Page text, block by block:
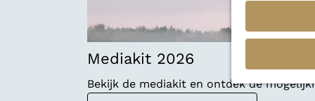
Mediakit 2026
Bekijk de mediakit en ontdek de